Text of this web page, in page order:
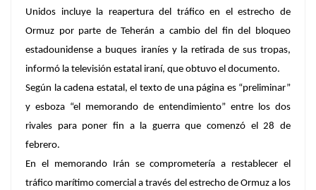
Unidos incluye la reapertura del tráfico en el estrecho de
Ormuz por parte de Teherán a cambio del fin del bloqueo
estadounidense a buques iraníes y la retirada de sus tropas,
informó la televisión estatal iraní, que obtuvo el documento.
Según la cadena estatal, el texto de una página es “preliminar”
y esboza “el memorando de entendimiento” entre los dos
rivales para poner fin a la guerra que comenzó el 28 de
febrero.
En el memorando Irán se comprometería a restablecer el
tráfico marítimo comercial a través del estrecho de Ormuz a los